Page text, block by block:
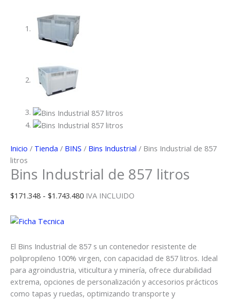
Inicio / Tienda / BINS / Bins Industrial / Bins Industrial de 857
litros
Bins Industrial de 857 litros
$171.348 - $1.743.480Rango
$171.348
$1.743.480
IVA INCLUIDO
El Bins Industrial de 857 s un contenedor resistente de
polipropileno 100% virgen, con capacidad de 857 litros. Ideal
para agroindustria, viticultura y minería, ofrece durabilidad
extrema, opciones de personalización y accesorios prácticos
como tapas y ruedas, optimizando transporte y